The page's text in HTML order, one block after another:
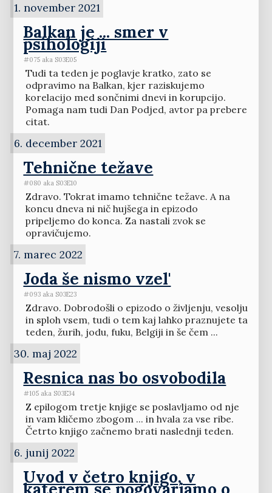
1. november 2021
Balkan je ... smer v
psihologiji
#075 aka S03E05
Tudi ta teden je poglavje kratko, zato se
odpravimo na Balkan, kjer raziskujemo
korelacijo med sončnimi dnevi in korupcijo.
Pomaga nam tudi Dan Podjed, avtor pa prebere
citat.
6. december 2021
Tehnične težave
#080 aka S03E10
Zdravo. Tokrat imamo tehnične težave. A na
koncu dneva ni nič hujšega in epizodo
pripeljemo do konca. Za nastali zvok se
opravičujemo.
7. marec 2022
Joda še nismo vzel'
#093 aka S03E23
Zdravo. Dobrodošli o epizodo o življenju, vesolju
in sploh vsem, tudi o tem kaj lahko praznujete ta
teden, žurih, jodu, fuku, Belgiji in še čem ...
30. maj 2022
Resnica nas bo osvobodila
#105 aka S03E34
Z epilogom tretje knjige se poslavljamo od nje
in vam kličemo zbogom ... in hvala za vse ribe.
Četrto knjigo začnemo brati naslednji teden.
6. junij 2022
Uvod v četro knjigo, v
katerem se pogovarjamo o